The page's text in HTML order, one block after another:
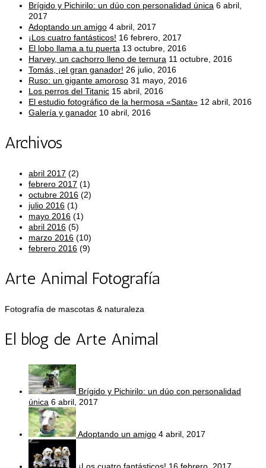
Brígido y Pichirilo: un dúo con personalidad única 6 abril,
2017
Adoptando un amigo 4 abril, 2017
¡Los cuatro fantásticos! 16 febrero, 2017
El lobo llama a tu puerta 13 octubre, 2016
Harvey, un cachorro lleno de ternura 11 octubre, 2016
Tomás, ¡el gran ganador! 26 julio, 2016
Ruso: un gigante amoroso 31 mayo, 2016
Los perros del Titanic 15 abril, 2016
El estudio fotográfico de la hermosa «Santa» 12 abril, 2016
Galería y ganador 10 abril, 2016
Archivos
abril 2017 (2)
febrero 2017 (1)
octubre 2016 (2)
julio 2016 (1)
mayo 2016 (1)
abril 2016 (5)
marzo 2016 (10)
febrero 2016 (9)
Arte Animal Fotografía
Fotografía de mascotas & naturaleza
El blog de Arte Animal
Brígido y Pichirilo: un dúo con personalidad
única 6 abril, 2017
Adoptando un amigo 4 abril, 2017